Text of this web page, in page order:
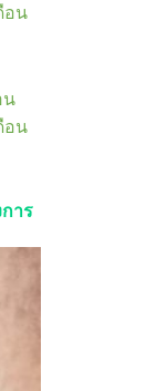
อน
น
อน
าร